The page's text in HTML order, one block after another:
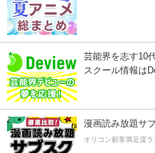
芸能界を志す10
スクール情報は
漫画読み放題サ
オリコン顧客満足度